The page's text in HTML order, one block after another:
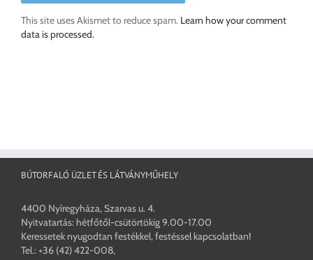
This site uses Akismet to reduce spam. Learn how your comment
data is processed.
BÚTORFALÓ ÜZLET ÉS LÁTVÁNYMŰHELY
4400 Nyíregyháza, Szarvas u. 4.
Nyitvatartás: hétfőtől-csütörtökig 9.00-17.00
Keressetek nyugodtan festékkel, festéssel kapcsolatban!
Tel.:+36 (42) 422-008,